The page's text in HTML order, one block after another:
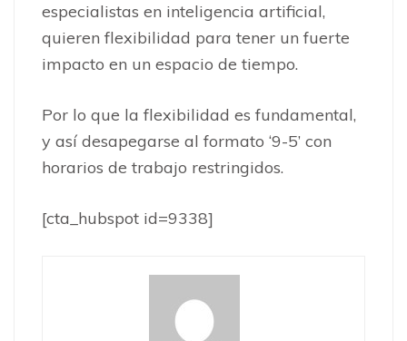
especialistas en inteligencia artificial,
quieren flexibilidad para tener un fuerte
impacto en un espacio de tiempo.
Por lo que la flexibilidad es fundamental,
y así desapegarse al formato ‘9-5’ con
horarios de trabajo restringidos.
[cta_hubspot id=9338]